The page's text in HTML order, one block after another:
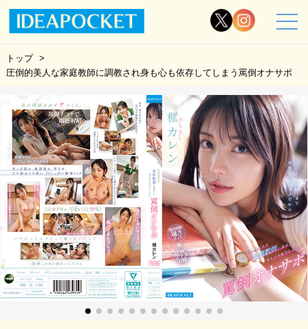
トップ
圧倒的美人な家庭教師に調教され身も心も依存してしまう罵倒オナサポ